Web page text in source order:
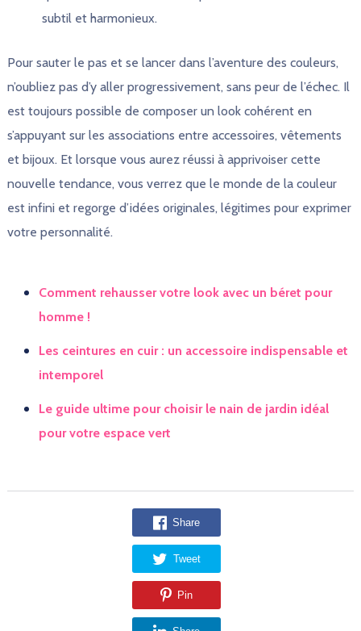
subtil et harmonieux.
Pour sauter le pas et se lancer dans l’aventure des couleurs,
n’oubliez pas d’y aller progressivement, sans peur de l’échec. Il
est toujours possible de composer un look cohérent en
s’appuyant sur les associations entre accessoires, vêtements
et bijoux. Et lorsque vous aurez réussi à apprivoiser cette
nouvelle tendance, vous verrez que le monde de la couleur
est infini et regorge d’idées originales, légitimes pour exprimer
votre personnalité.
Comment rehausser votre look avec un béret pour
homme !
Les ceintures en cuir : un accessoire indispensable et
intemporel
Le guide ultime pour choisir le nain de jardin idéal
pour votre espace vert
Share
Tweet
Pin